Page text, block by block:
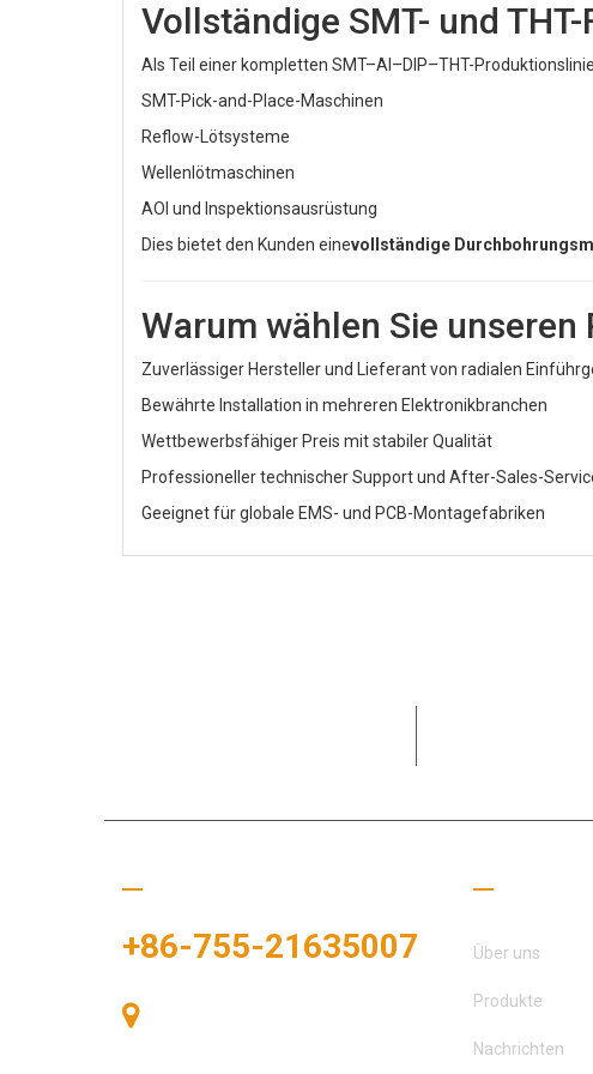
Vollständige SMT- und
Als Teil einer kompletten SMT–AI–DIP–THT-
SMT-Pick-and-Place-Maschinen
Reflow-Lötsysteme
Wellenlötmaschinen
AOI und Inspektionsausrüstung
Dies bietet den Kunden einevollständige
Warum wählen Sie
Zuverlässiger Hersteller und Lieferant von radialen
Bewährte Installation in mehreren Elektronikbranchen
Wettbewerbsfähiger Preis mit stabiler Qualität
Professioneller technischer Support und After-Sales-
Geeignet für globale EMS- und PCB-Montagefabriken
+86-755-21635007 Über uns
Produkte
Nachrichten